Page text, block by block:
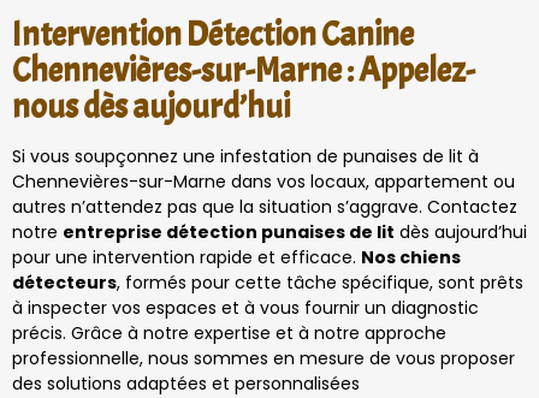
Intervention Détection Canine
Chennevières-sur-Marne : Appelez-
nous dès aujourd’hui
Si vous soupçonnez une infestation de punaises de lit à
Chennevières-sur-Marne dans vos locaux, appartement ou
autres n’attendez pas que la situation s’aggrave. Contactez
notre entreprise détection punaises de lit dès aujourd’hui
pour une intervention rapide et efficace. Nos chiens
détecteurs, formés pour cette tâche spécifique, sont prêts
à inspecter vos espaces et à vous fournir un diagnostic
précis. Grâce à notre expertise et à notre approche
professionnelle, nous sommes en mesure de vous proposer
des solutions adaptées et personnalisées